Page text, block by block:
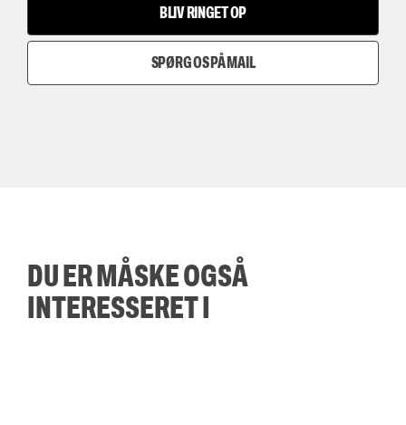
BLIV RINGET OP
SPØRG OS PÅ MAIL
DU ER MÅSKE OGSÅ
INTERESSERET I